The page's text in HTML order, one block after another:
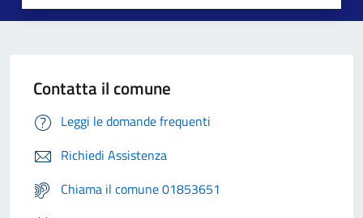
Contatta il comune
Leggi le domande frequenti
Richiedi Assistenza
Chiama il comune 01853651